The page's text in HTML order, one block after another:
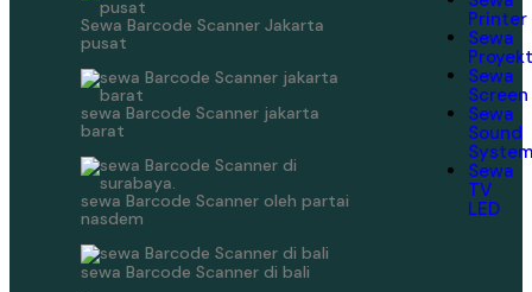
Sewa Barcode Scanner Jakarta
pusat
sewa Barcode Scanner jakarta
barat
sewa Barcode Scanner oleh partai
nasdem
sewa Barcode Scanner di bali
Printer
Sewa
Sewa
Screen
Sewa
Sound
System
Sewa
TV
LED